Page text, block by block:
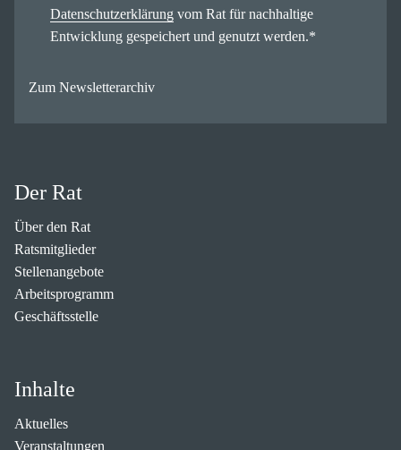
Datenschutzerklärung vom Rat für nachhaltige
Entwicklung gespeichert und genutzt werden.*
Zum Newsletterarchiv
Der Rat
Über den Rat
Ratsmitglieder
Stellenangebote
Arbeitsprogramm
Geschäftsstelle
Inhalte
Aktuelles
Veranstaltungen